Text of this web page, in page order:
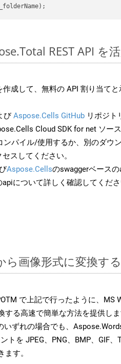
REST API を
作成して、無料の API 割り当て
びAspose.Cells GitHub リポジト
Cloud SDK for net ソー
ンパイル/使用するか、別のダウ
スしてください。
Aspose.Cellsのswaggerベース
について詳しく確認してくださ
ら画像形式に変換す
で上記で行ったように、MS
する高速で簡単な方法を提供し
いずれの場合でも、
トを JPEG、PNG、BMP、GIF、
す。